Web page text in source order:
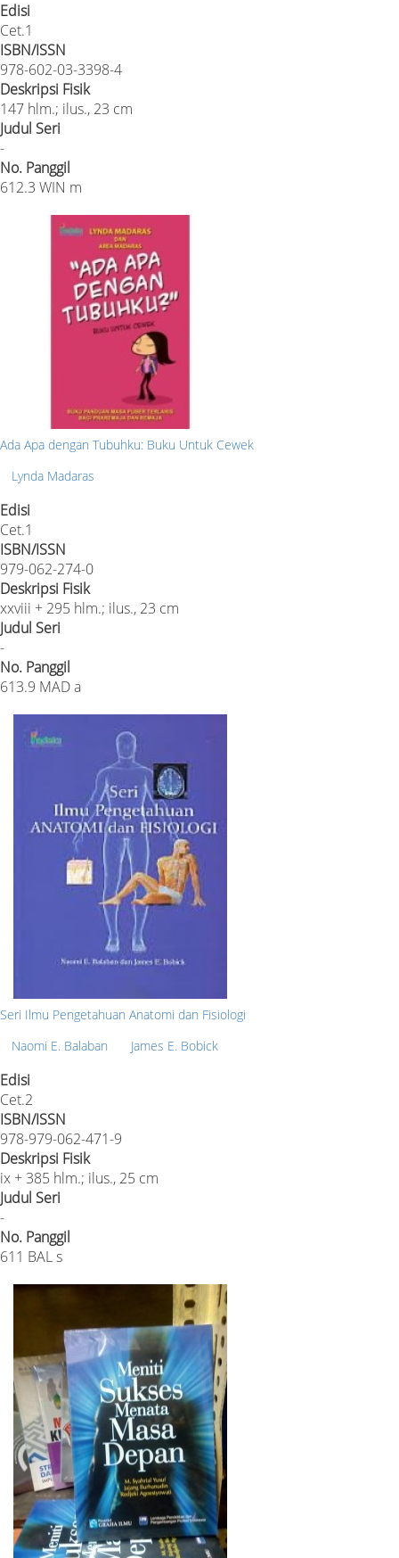
Edisi
Cet.1
ISBN/ISSN
978-602-03-3398-4
Deskripsi Fisik
147 hlm.; ilus., 23 cm
Judul Seri
-
No. Panggil
612.3 WIN m
Ada Apa dengan Tubuhku: Buku Untuk Cewek
Lynda Madaras
Edisi
Cet.1
ISBN/ISSN
979-062-274-0
Deskripsi Fisik
xxviii + 295 hlm.; ilus., 23 cm
Judul Seri
-
No. Panggil
613.9 MAD a
Seri Ilmu Pengetahuan Anatomi dan Fisiologi
Naomi E. Balaban
James E. Bobick
Edisi
Cet.2
ISBN/ISSN
978-979-062-471-9
Deskripsi Fisik
ix + 385 hlm.; ilus., 25 cm
Judul Seri
-
No. Panggil
611 BAL s